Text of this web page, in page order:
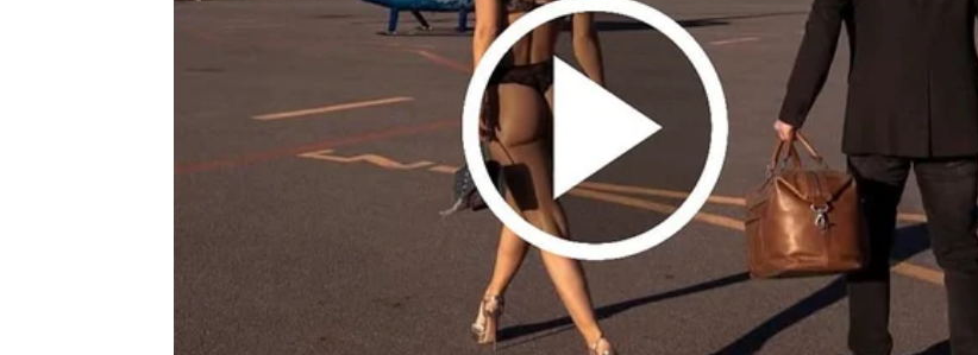
Moguće je da ćete ostvariti dodatnu zaradu kroz aktivnost koja vam djeluje poznato ili da ćete
dobiti priliku da unovčite znanje i vještine koje posjedujete. Takođe, nije isključena ni dobra vijest
Ono što je posebno zanimljivo jeste da bi finansijski napredak mogao doći iz pravca koji trenutno
ne uzimate ozbiljno. Upravo zato budite pažljivi prema svim idejama i prijedlozima koji se
pojavljuju tokom narednog perioda.
Mnogi Strijelčevi će konačno osjetiti da imaju više kontrole nad svojim finansijama. To će vam
omogućiti da planirate budućnost sa mnogo više sigurnosti i samopouzdanja.